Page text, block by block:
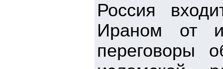
Россия
Ираном от
переговоры